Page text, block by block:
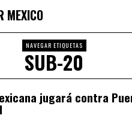
MEXICO
NAVEGAR ETIQUETAS
SUB-20
jugará contra